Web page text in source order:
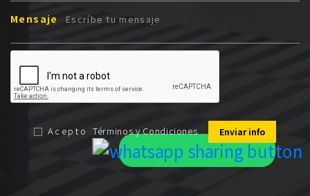
Mensaje
Acepto Términos y Condiciones Enviar info